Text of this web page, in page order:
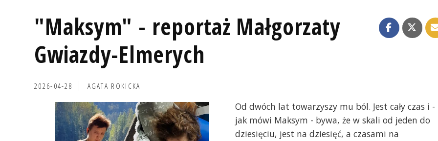
"Maksym" - reportaż Małgorzaty
Gwiazdy-Elmerych
2026-04-28 AGATA ROKICKA
Od dwóch lat towarzyszy mu ból. Jest cały czas i -
jak mówi Maksym - bywa, że w skali od jeden do
dziesięciu, jest na dziesięć, a czasami na